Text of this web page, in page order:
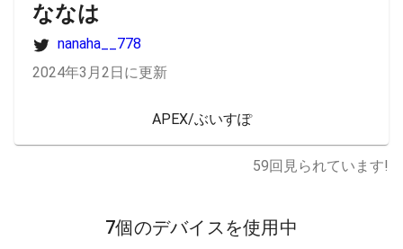
ななは
nanaha__778
2024年3月2日に更新
APEX/ぶいすぽ
59回見られています!
7個のデバイスを使用中